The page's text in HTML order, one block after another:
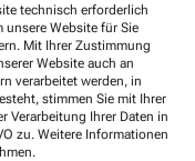
technisch erforderlich
unsere Website für Sie
Mit Ihrer Zustimmung
Website auch an
verarbeitet werden, in
stimmen Sie mit Ihrer
Verarbeitung Ihrer Daten in
zu. Weitere Informationen